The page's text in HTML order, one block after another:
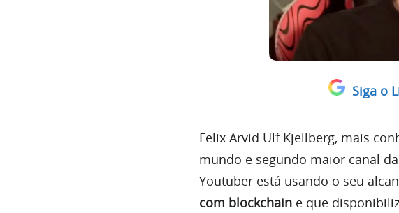
Siga o
Felix Arvid Ulf Kjellberg, mais
mundo e segundo maior canal
Youtuber está usando o seu
com blockchain e que